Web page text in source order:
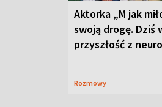
Aktorka „M jak
swoją drogę. Dziś
przyszłość z
Rozmowy